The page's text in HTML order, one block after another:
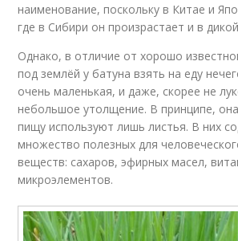
наименование, поскольку в Китае и
где в Сибири он произрастает и в
Однако, в отличие от хорошо
под землёй у батуна взять на еду
очень маленькая, и даже, скорее не
небольшое утолщение. В принципе,
пищу используют лишь листья. В них
множество полезных для
веществ: сахаров, эфирных масел,
микроэлементов.